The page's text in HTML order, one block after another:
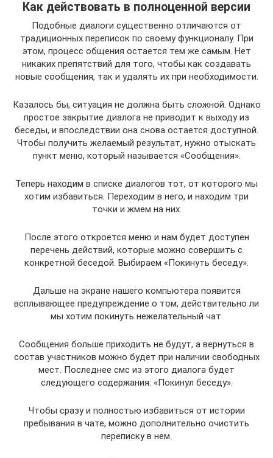
Как действовать в полноценной версии
Подобные диалоги существенно отличаются от
традиционных переписок по своему функционалу. При
этом, процесс общения остается тем же самым. Нет
никаких препятствий для того, чтобы как создавать
новые сообщения, так и удалять их при необходимости.
Казалось бы, ситуация не должна быть сложной. Однако
простое закрытие диалога не приводит к выходу из
беседы, и впоследствии она снова остается доступной.
Чтобы получить желаемый результат, нужно отыскать
пункт меню, который называется «Сообщения».
Теперь находим в списке диалогов тот, от которого мы
хотим избавиться. Переходим в него, и находим три
точки и жмем на них.
После этого откроется меню и нам будет доступен
перечень действий, которые можно совершить с
конкретной беседой. Выбираем «Покинуть беседу».
Дальше на экране нашего компьютера появится
всплывающее предупреждение о том, действительно ли
мы хотим покинуть нежелательный чат.
Сообщения больше приходить не будут, а вернуться в
состав участников можно будет при наличии свободных
мест. Последнее смс из этого диалога будет
следующего содержания: «Покинул беседу».
Чтобы сразу и полностью избавиться от истории
пребывания в чате, можно дополнительно очистить
переписку в нем.